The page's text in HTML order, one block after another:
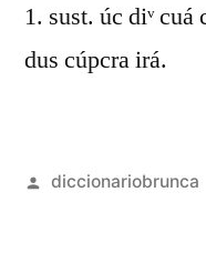
1. sust. úc diᵛ cuá
dus cúpcra irá.
diccionariobrunca